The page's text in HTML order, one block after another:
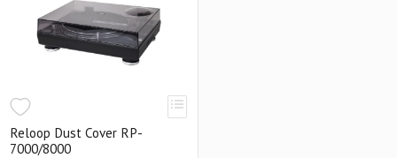
Reloop Dust Cover RP-
7000/8000